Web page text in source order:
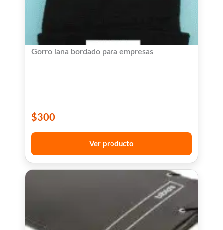
Gorro lana bordado para empresas
$300
Ver producto